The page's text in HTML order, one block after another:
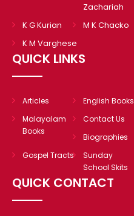
Zachariah
K G Kurian
M K Chacko
K M Varghese
QUICK LINKS
Articles
English Books
Malayalam
Books
Contact Us
Biographies
Gospel Tracts
Sunday
School Skits
QUICK CONTACT